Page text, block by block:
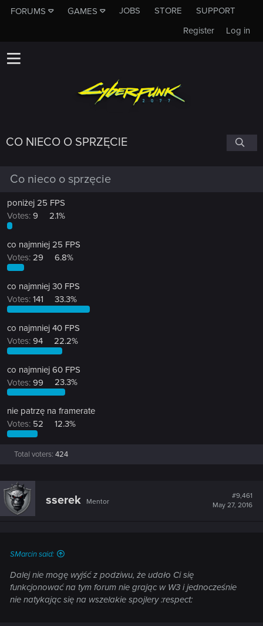
FORUMS GAMES JOBS STORE
SUPPORT
Log in
Register
CO NIECO O SPRZĘCIE
Co nieco o sprzęcie
poniżej 25 FPS
Votes: 9 2.1%
co najmniej 25 FPS
Votes: 29 6.8%
co najmniej 30 FPS
Votes: 141 33.3%
co najmniej 40 FPS
Votes: 94 22.2%
co najmniej 60 FPS
Votes: 99 23.3%
nie patrzę na framerate
Votes: 52 12.3%
Total voters 424
sserek Mentor
#9,461
May 27, 2016
SMarcin said:
Dalej nie mogę wyjść z podziwu, że udało Ci się
funkcjonować na tym forum nie grając w W3 i jednocześnie
nie natykając się na wszelakie spojlery :respect: